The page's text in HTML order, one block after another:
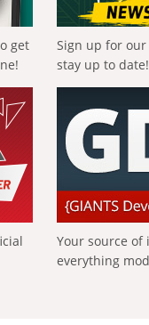
get
Sign up for
stay up to date!
Your source
everything